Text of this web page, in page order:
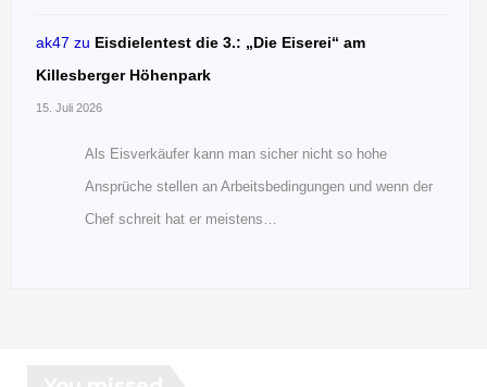
ak47 zu Eisdielentest die 3.: „Die Eiserei“ am
Killesberger Höhenpark
15. Juli 2026
Als Eisverkäufer kann man sicher nicht so hohe
Ansprüche stellen an Arbeitsbedingungen und wenn der
Chef schreit hat er meistens…